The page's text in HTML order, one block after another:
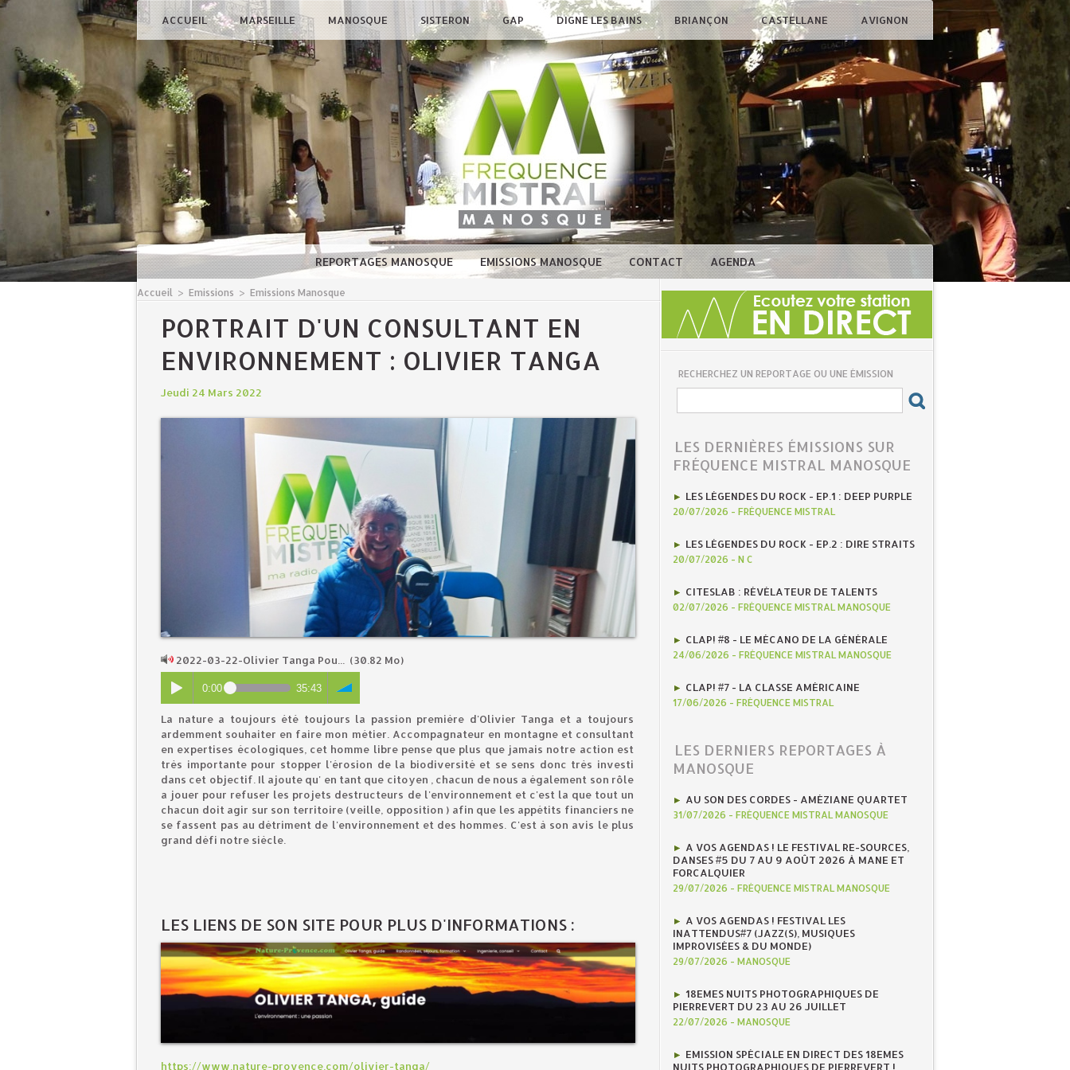
ACCUEIL MARSEILLE MANOSQUE SISTERON GAP DIGNE LES BAINS BRIANÇON CASTELLANE AVIGNON
REPORTAGES MANOSQUE EMISSIONS MANOSQUE CONTACT AGENDA
Accueil > Emissions > Emissions Manosque
PORTRAIT D'UN CONSULTANT EN
ENVIRONNEMENT : OLIVIER TANGA
Jeudi 24 Mars 2022
2022-03-22-Olivier Tanga Pou... (30.82 Mo)
0:00 35:43
La nature a toujours été toujours la passion première d'Olivier Tanga et a toujours
ardemment souhaiter en faire mon métier. Accompagnateur en montagne et consultant
en expertises écologiques, cet homme libre pense que plus que jamais notre action est
très importante pour stopper l'érosion de la biodiversité et se sens donc très investi
dans cet objectif. Il ajoute qu' en tant que citoyen , chacun de nous a également son rôle
a jouer pour refuser les projets destructeurs de l'environnement et c'est la que tout un
chacun doit agir sur son territoire (veille, opposition ) afin que les appétits financiers ne
se fassent pas au détriment de l'environnement et des hommes. C'est à son avis le plus
grand défi notre siècle.
LES LIENS DE SON SITE POUR PLUS D'INFORMATIONS :
https://www.nature-provence.com/olivier-tanga/
RECHERCHEZ UN REPORTAGE OU UNE ÉMISSION
LES DERNIÈRES ÉMISSIONS SUR
FRÉQUENCE MISTRAL MANOSQUE
LES LÉGENDES DU ROCK - EP.1 : DEEP PURPLE
20/07/2026 - FRÉQUENCE MISTRAL
LES LÉGENDES DU ROCK - EP.2 : DIRE STRAITS
20/07/2026 - N C
CITESLAB : RÉVÉLATEUR DE TALENTS
02/07/2026 - FRÉQUENCE MISTRAL MANOSQUE
CLAP! #8 - LE MÉCANO DE LA GÉNÉRALE
24/06/2026 - FRÉQUENCE MISTRAL MANOSQUE
CLAP! #7 - LA CLASSE AMÉRICAINE
17/06/2026 - FRÉQUENCE MISTRAL
LES DERNIERS REPORTAGES À
MANOSQUE
AU SON DES CORDES - AMÉZIANE QUARTET
31/07/2026 - FRÉQUENCE MISTRAL MANOSQUE
A VOS AGENDAS ! LE FESTIVAL RE-SOURCES,
DANSES #5 DU 7 AU 9 AOÛT 2026 À MANE ET
FORCALQUIER
29/07/2026 - FRÉQUENCE MISTRAL MANOSQUE
A VOS AGENDAS ! FESTIVAL LES
INATTENDUS#7 (JAZZ(S), MUSIQUES
IMPROVISÉES & DU MONDE)
29/07/2026 - MANOSQUE
18EMES NUITS PHOTOGRAPHIQUES DE
PIERREVERT DU 23 AU 26 JUILLET
22/07/2026 - MANOSQUE
EMISSION SPÉCIALE EN DIRECT DES 18EMES
NUITS PHOTOGRAPHIQUES DE PIERREVERT !